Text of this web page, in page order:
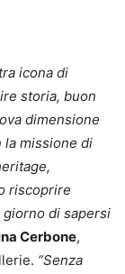
icona di
storia, buon
dimensione
la missione di
riscoprire
giorno di sapersi
Cerbone,
“Senza